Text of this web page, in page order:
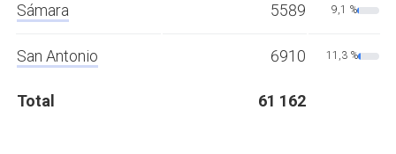
Sámara 5589 9,1 %
San Antonio 6910 11,3 %
Total 61 162